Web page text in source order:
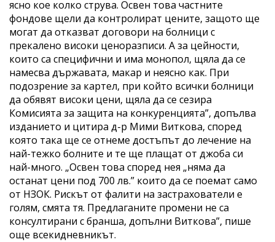
ясно кое колко струва. Освен това частните
фондове щели да контролират цените, защото ще
могат да отказват договори на болници с
прекалено високи ценоразписи. А за цейности,
които са специфични и има монопол, щяла да се
намесва държавата, макар и неясно как. При
подозрение за картел, при който всички болници
да обявят високи цени, щяла да се сезира
Комисията за защита на конкуренцията”, допълва
изданието и цитира д-р Мими Виткова, според
която така ще се отнеме достъпът до лечение на
най-тежко болните и те ще плащат от джоба си
най-много. „Освен това според нея „няма да
останат цени под 700 лв.” които да се поемат само
от НЗОК. Рискът от фалити на застрахователи е
голям, смята тя. Предлаганите промени не са
консултирани с бранша, допълни Виткова”, пише
още всекидневникът.